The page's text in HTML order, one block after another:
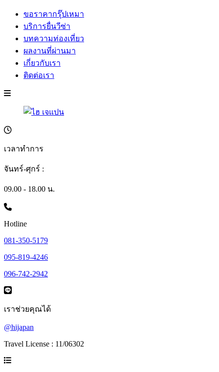
ขอราคากรุ๊ปเหมา
บริการยื่นวีซ่า
บทความท่องเที่ยว
ผลงานที่ผ่านมา
เกี่ยวกับเรา
ติดต่อเรา
เวลาทำการ
จันทร์-ศุกร์ :
09.00 - 18.00 น.
Hotline
081-350-5179
095-819-4246
096-742-2942
เราช่วยคุณได้
@hijapan
Travel License : 11/06302